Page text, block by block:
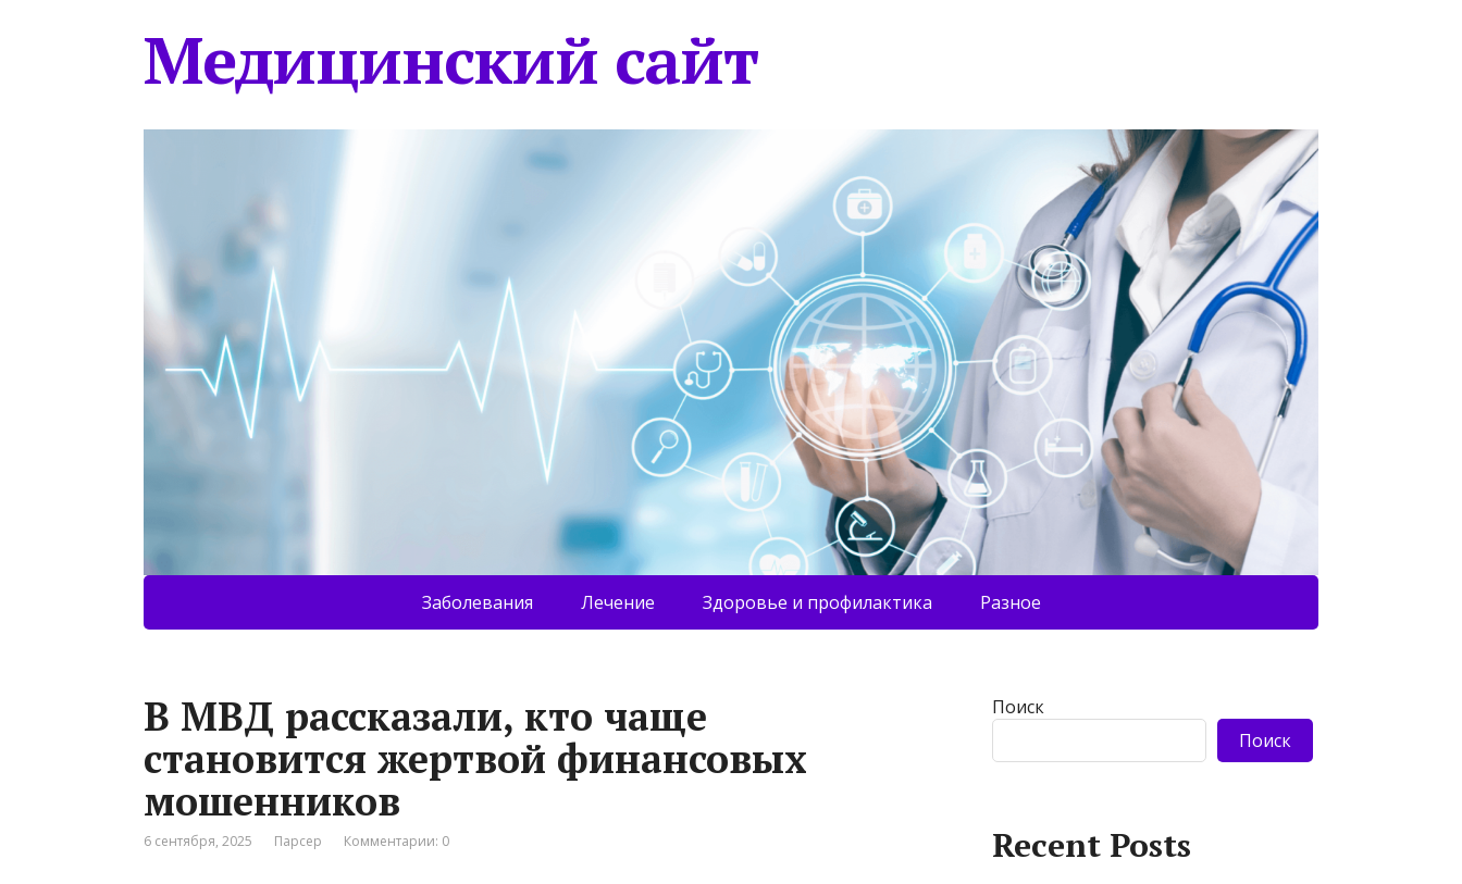
Медицинский сайт
Заболевания Лечение Здоровье и профилактика Разное
В МВД рассказали, кто чаще
становится жертвой финансовых
мошенников
6 сентября, 2025 Парсер Комментарии: 0
Поиск
Поиск
Recent Posts